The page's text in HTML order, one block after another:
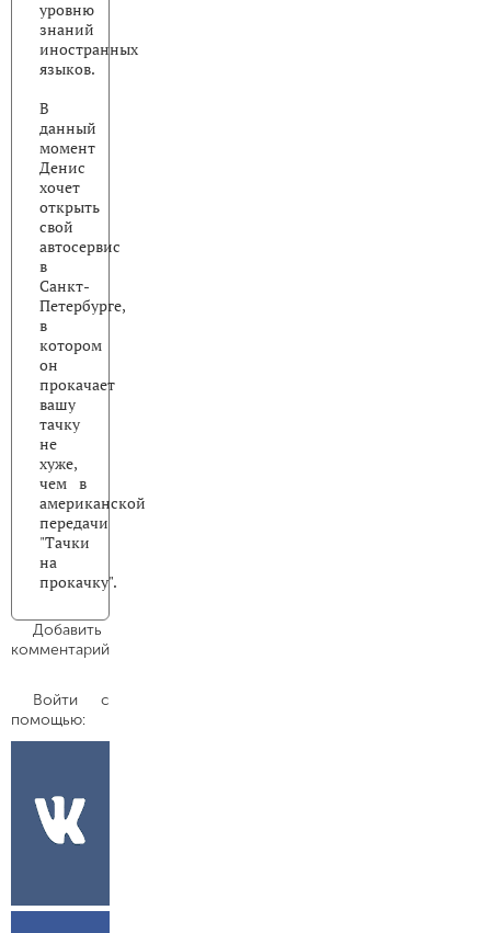
уровню
знаний
иностранных
языков.
В
данный
момент
Денис
хочет
открыть
свой
автосервис
в
Санкт-
Петербурге,
в
котором
он
прокачает
вашу
тачку
не
хуже,
чем в
американской
передачи
"Тачки
на
прокачку".
Добавить
комментарий
Войти с
помощью: